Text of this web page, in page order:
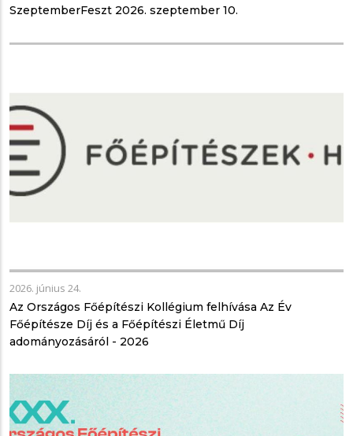
SzeptemberFeszt 2026. szeptember 10.
2026. június 24.
Az Országos Főépítészi Kollégium felhívása Az Év
Főépítésze Díj és a Főépítészi Életmű Díj
adományozásáról - 2026